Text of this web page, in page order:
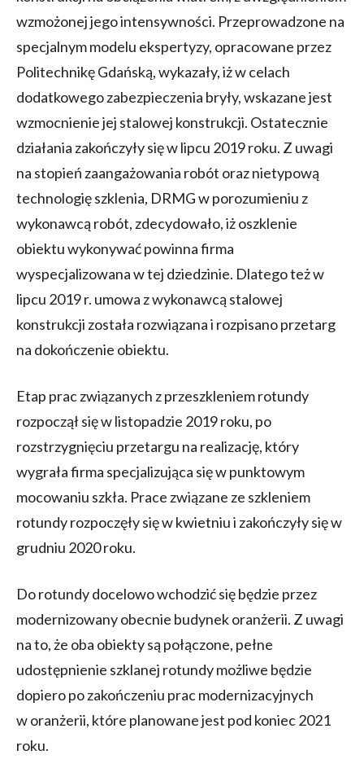
wzmożonej jego intensywności. Przeprowadzone na
specjalnym modelu ekspertyzy, opracowane przez
Politechnikę Gdańską, wykazały, iż w celach
dodatkowego zabezpieczenia bryły, wskazane jest
wzmocnienie jej stalowej konstrukcji. Ostatecznie
działania zakończyły się w lipcu 2019 roku. Z uwagi
na stopień zaangażowania robót oraz nietypową
technologię szklenia, DRMG w porozumieniu z
wykonawcą robót, zdecydowało, iż oszklenie
obiektu wykonywać powinna firma
wyspecjalizowana w tej dziedzinie. Dlatego też w
lipcu 2019 r. umowa z wykonawcą stalowej
konstrukcji została rozwiązana i rozpisano przetarg
na dokończenie obiektu.
Etap prac związanych z przeszkleniem rotundy
rozpoczął się w listopadzie 2019 roku, po
rozstrzygnięciu przetargu na realizację, który
wygrała firma specjalizująca się w punktowym
mocowaniu szkła. Prace związane ze szkleniem
rotundy rozpoczęły się w kwietniu i zakończyły się w
grudniu 2020 roku.
Do rotundy docelowo wchodzić się będzie przez
modernizowany obecnie budynek oranżerii. Z uwagi
na to, że oba obiekty są połączone, pełne
udostępnienie szklanej rotundy możliwe będzie
dopiero po zakończeniu prac modernizacyjnych
w oranżerii, które planowane jest pod koniec 2021
roku.